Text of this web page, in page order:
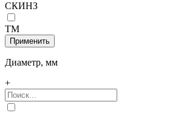
СКИНЗ
ТМ
Диаметр, мм
+